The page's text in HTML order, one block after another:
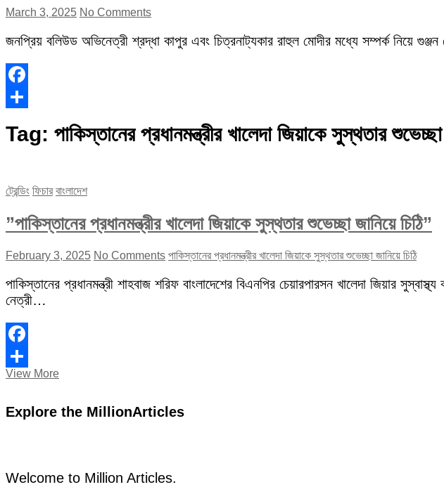
March 3, 2025 No Comments
জনপ্রিয় বলিউড অভিনেত্রী শ্রদ্ধা কাপুর এবং চিত্রনাট্যকার রাহুল মোদীর মধ্যে সম্পর্ক নিয়ে
Facebook
Tag: পাকিস্তানের প্রধানমন্ত্রীর খালেদা জিয়াকে সুস্থতার শুভেচ্ছা
ট্রেন্ডিং ফিচার বাংলাদেশ
”পাকিস্তানের প্রধানমন্ত্রীর খালেদা জিয়াকে সুস্থতার শুভেচ্ছা জানিয়ে চিঠি”
February 3, 2025 No Comments পাকিস্তানের প্রধানমন্ত্রীর খালেদা জিয়াকে সুস্থতার শুভেচ্ছা জানিয়ে চিঠি
পাকিস্তানের প্রধানমন্ত্রী শাহবাজ শরিফ বাংলাদেশের বিএনপির চেয়ারপারসন খালেদা জিয়ার
নেত্রী…
Facebook
Share
View More”পাকিস্তানের
জিয়াকে
Explore the MillionArticles
Welcome to Million Articles.